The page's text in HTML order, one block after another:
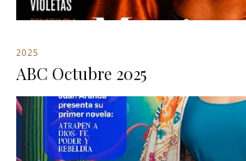
2025
ABC Octubre 2025